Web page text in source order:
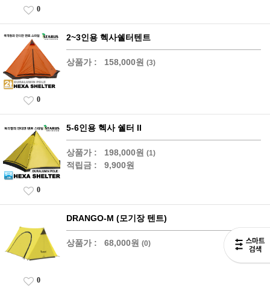
0
2~3인용 헥사쉘터텐트
상품가 : 158,000원 (3)
0
5-6인용 헥사 쉘터 II
상품가 : 198,000원 (1)
적립금 : 9,900원
0
DRANGO-M (모기장 텐트)
상품가 : 68,000원 (0)
0